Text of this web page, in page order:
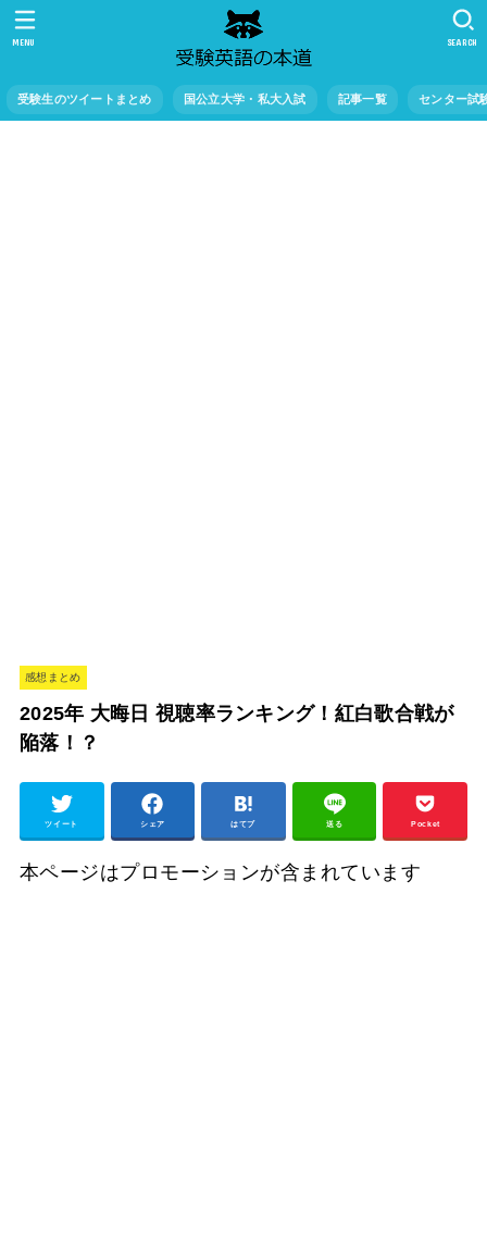
受験生のツイートまとめ 国公立大学・私大入試 記事一覧 センター試
SEARCH
MENU
感想まとめ
2025年 大晦日 視聴率ランキング！紅白歌合戦が
陥落！？
ツイート シェア はてブ 送る Pocket
本ページはプロモーションが含まれています